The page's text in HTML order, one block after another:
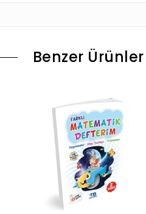
Benzer Ürünler